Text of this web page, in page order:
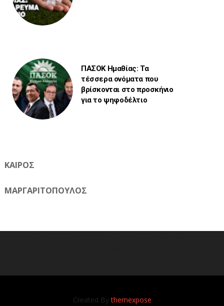
ΠΑΣΟΚ Ημαθίας: Τα
τέσσερα ονόματα που
βρίσκονται στο προσκήνιο
για το ψηφοδέλτιο
ΚΑΙΡΟΣ
ΜΑΡΓΑΡΙΤΟΠΟΥΛΟΣ
Created Bythemexpose